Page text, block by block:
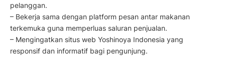
pelanggan.
– Bekerja sama dengan platform pesan antar makanan
terkemuka guna memperluas saluran penjualan.
– Mengingatkan situs web Yoshinoya Indonesia yang
responsif dan informatif bagi pengunjung.